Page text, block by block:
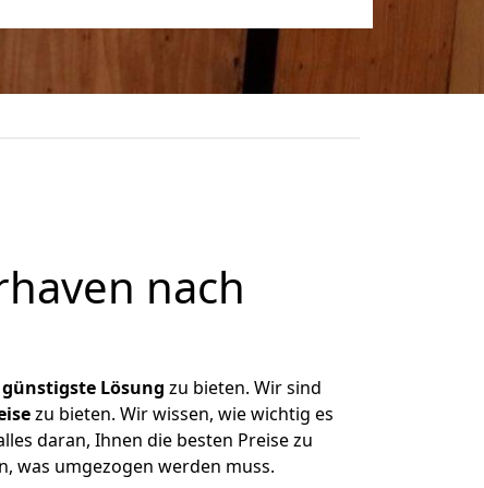
nach
günstigste Lösung zu bieten. Wir sind
zu bieten. Wir wissen, wie wichtig es
daran, Ihnen die besten Preise zu
was umgezogen werden muss.